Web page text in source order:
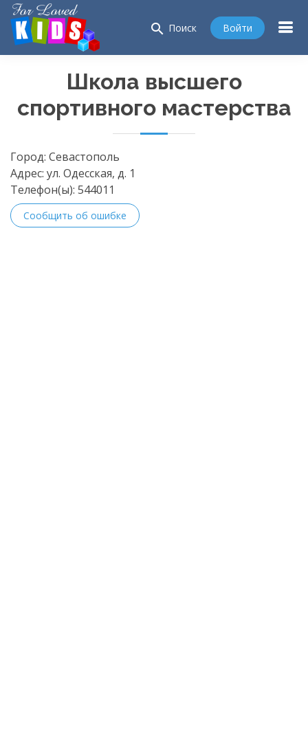
search Поиск Войти
Школа высшего
спортивного мастерства
Город: Севастополь
Адрес: ул. Одесская, д. 1
Телефон(ы): 544011
Сообщить об ошибке